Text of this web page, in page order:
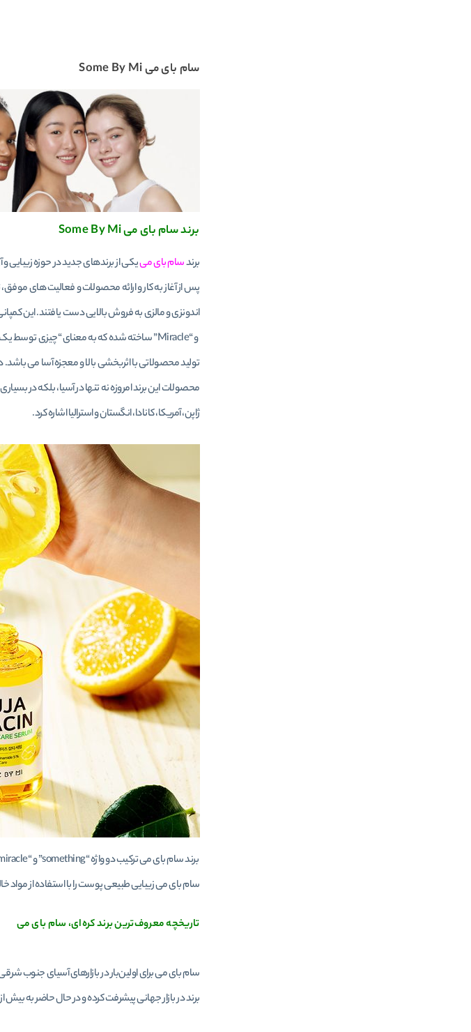
سام بای می Some By Mi
برند سام بای می Some By Mi
برندسام بای می
پس از آغاز به کار و ارائه محصولات و فعالیت های
اندونزی و مالزی به فروش بالایی دست یافتند. این کمپانی در سال 2017 با
تولید محصولاتی با اثربخشی بالا و معجزه آسا می
محصولات این برند امروزه نه تنها در آسیا، بلکه در
ژاپن، آمریکا، کانادا، انگستان و استرالیا اشاره کرد.
سام بای می زیبایی طبیعی پوست را با استفاده از
تاریخچه معروف‌ترین برند کره‌ای، سام بای می
سام بای می برای اولین‌بار در بازارهای آسیای جنوب
برند در بازار جهانی پیشرفت کرده و در حال حاضر به بیش از ۲۰ کشور در سراسر جهان از جمله ایالات متحده آمریکا، کانادا، ژاپن، استرالیا و بریتانیا صادر